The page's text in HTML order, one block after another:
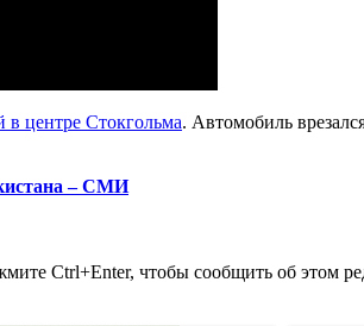
в центре Стокгольма. Автомобиль
– СМИ
Ctrl+Enter, чтобы сообщить об этом